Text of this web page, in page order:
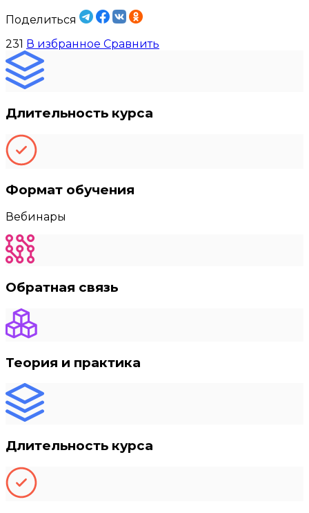
Поделиться
231 В избранное Сравнить
Длительность курса
Формат обучения
Вебинары
Обратная связь
Теория и практика
Длительность курса